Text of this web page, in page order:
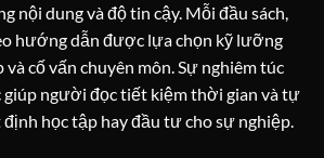
nội dung và độ tin cậy. Mỗi đầu sách,
hướng dẫn được lựa chọn kỹ lưỡng
cố vấn chuyên môn. Sự nghiêm túc
giúp người đọc tiết kiệm thời gian và tự
học tập hay đầu tư cho sự nghiệp.